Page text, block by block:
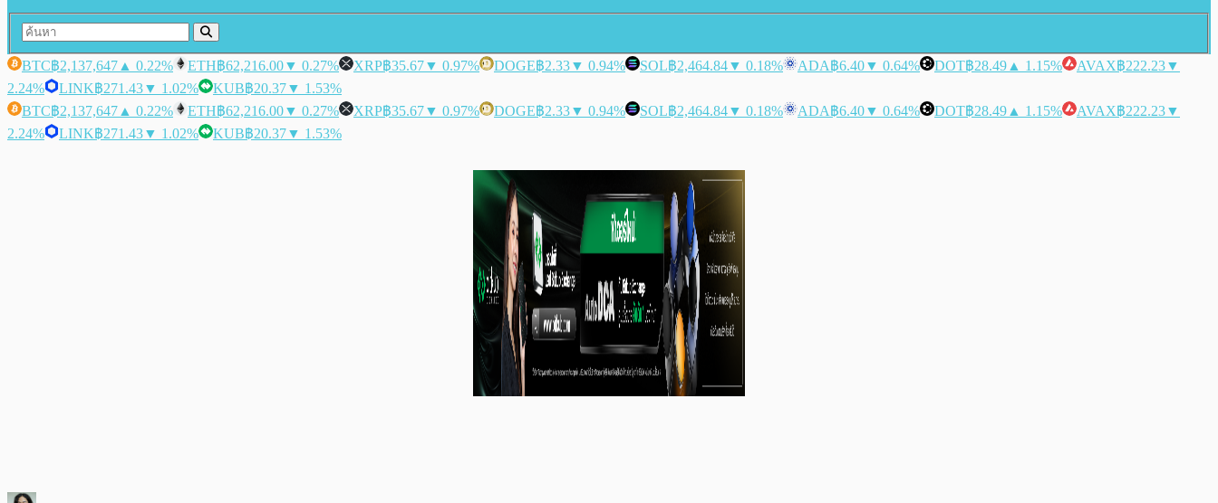
BTC฿2,137,647 ▲ 0.22% ETH฿62,216.00▼ 0.27% XRP฿35.67▼ 0.97% DOGE฿2.33▼ 0.94% SOL฿2,464.84▼ 0.18% ADA฿6.40▼ 0.64% DOT฿28.49 ▲ 1.15% AVAX฿222.23▼
2.24%
LINK฿271.43▼ 1.02% KUB฿20.37▼ 1.53%
BTC฿2,137,647 ▲ 0.22% ETH฿62,216.00▼ 0.27% XRP฿35.67▼ 0.97% DOGE฿2.33▼ 0.94% SOL฿2,464.84▼ 0.18% ADA฿6.40▼ 0.64% DOT฿28.49 ▲ 1.15% AVAX฿222.23▼
2.24%
LINK฿271.43▼ 1.02% KUB฿20.37▼ 1.53%